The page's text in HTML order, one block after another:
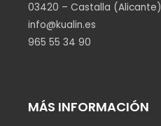
03420 – Castalla (Alicante)
info@kualin.es
965 55 34 90
MÁS INFORMACIÓN